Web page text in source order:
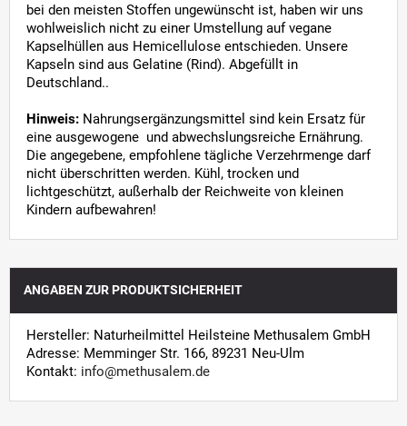
bei den meisten Stoffen ungewünscht ist, haben wir uns
wohlweislich nicht zu einer Umstellung auf vegane
Kapselhüllen aus Hemicellulose entschieden. Unsere
Kapseln sind aus Gelatine (Rind). Abgefüllt in
Deutschland..
Hinweis: Nahrungsergänzungsmittel sind kein Ersatz für
eine ausgewogene und abwechslungsreiche Ernährung.
Die angegebene, empfohlene tägliche Verzehrmenge darf
nicht überschritten werden. Kühl, trocken und
lichtgeschützt, außerhalb der Reichweite von kleinen
Kindern aufbewahren!
ANGABEN ZUR PRODUKTSICHERHEIT
Hersteller: Naturheilmittel Heilsteine Methusalem GmbH
Adresse: Memminger Str. 166, 89231 Neu-Ulm
Kontakt: info@methusalem.de